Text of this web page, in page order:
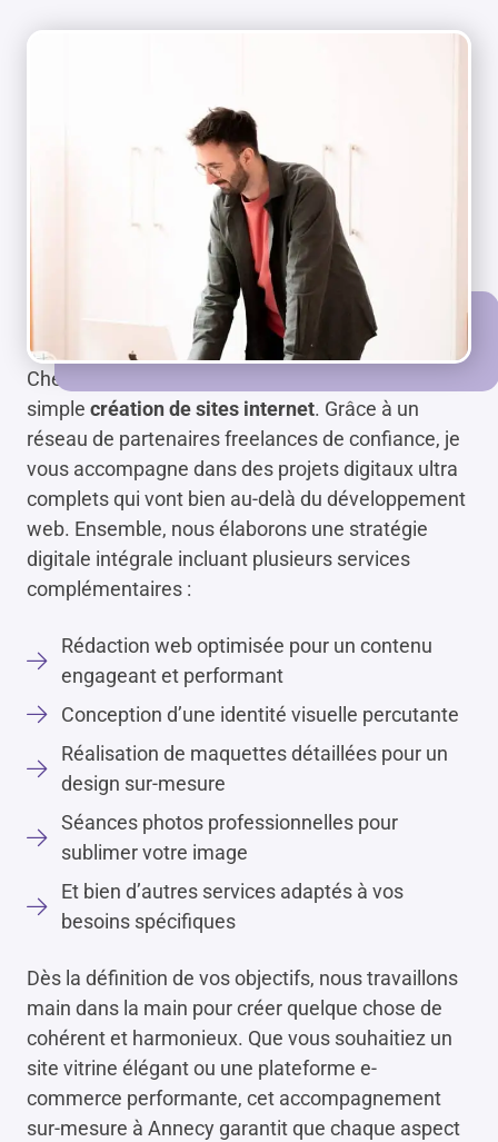
Chez Anapnéo Studio, je ne me limite pas à la
simple création de sites internet. Grâce à un
réseau de partenaires freelances de confiance, je
vous accompagne dans des projets digitaux ultra
complets qui vont bien au-delà du développement
web. Ensemble, nous élaborons une stratégie
digitale intégrale incluant plusieurs services
complémentaires :
Rédaction web optimisée pour un contenu
engageant et performant
Conception d’une identité visuelle percutante
Réalisation de maquettes détaillées pour un
design sur-mesure
Séances photos professionnelles pour
sublimer votre image
Et bien d’autres services adaptés à vos
besoins spécifiques
Dès la définition de vos objectifs, nous travaillons
main dans la main pour créer quelque chose de
cohérent et harmonieux. Que vous souhaitiez un
site vitrine élégant ou une plateforme e-
commerce performante, cet accompagnement
sur-mesure à Annecy garantit que chaque aspect